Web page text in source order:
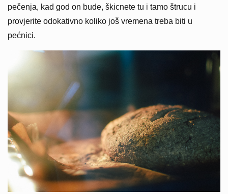
pečenja, kad god on bude, škicnete tu i tamo štrucu i
provjerite odokativno koliko još vremena treba biti u
pećnici.